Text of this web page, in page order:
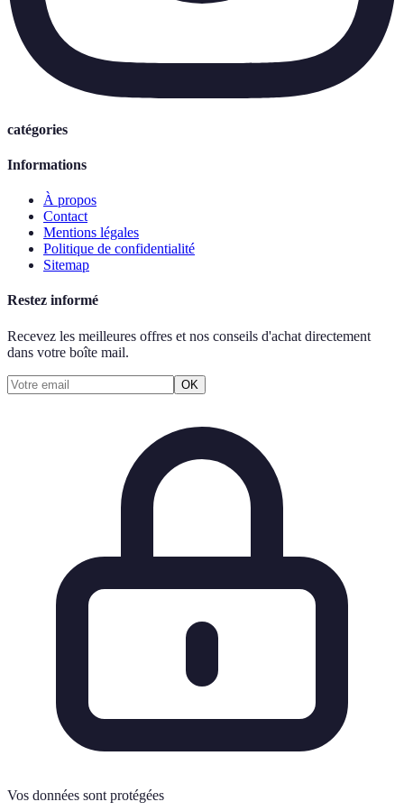
catégories
Informations
À propos
Contact
Mentions légales
Politique de confidentialité
Sitemap
Restez informé
Recevez les meilleures offres et nos conseils d'achat directement
dans votre boîte mail.
OK
Vos données sont protégées